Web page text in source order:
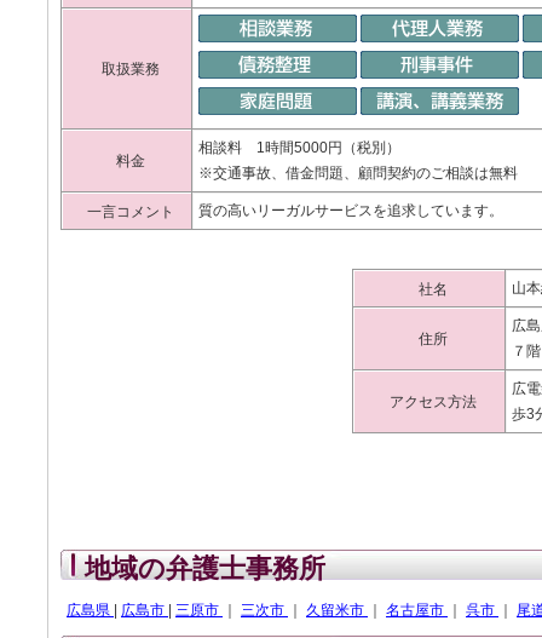
取扱業務
料金
相談料 1時間5000円（税別）
※交通事故、借金問題、顧問契約のご相談は無料
一言コメント 質の高いリーガルサービスを追求しています。
社名 山
住所
広
７階
アクセス方法
広
歩3
地域の弁護士事務所
広島県 広島市 三原市 三次市 久留米市 名古屋市 呉市 尾